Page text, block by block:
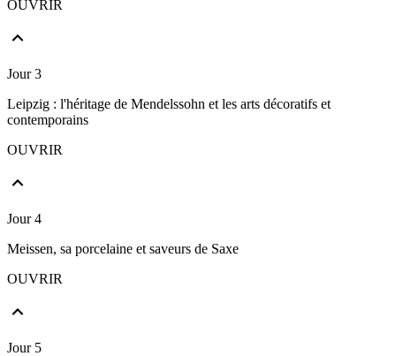
OUVRIR
Jour 3
Leipzig : l'héritage de Mendelssohn et les arts décoratifs et
contemporains
OUVRIR
Jour 4
Meissen, sa porcelaine et saveurs de Saxe
OUVRIR
Jour 5